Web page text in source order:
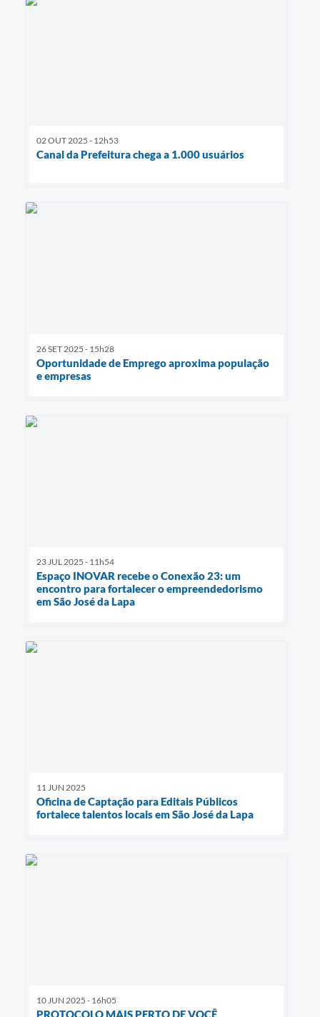
02 OUT 2025 - 12h53
Canal da Prefeitura chega a 1.000 usuários
26 SET 2025 - 15h28
Oportunidade de Emprego aproxima população
e empresas
23 JUL 2025 - 11h54
Espaço INOVAR recebe o Conexão 23: um
encontro para fortalecer o empreendedorismo
em São José da Lapa
11 JUN 2025
Oficina de Captação para Editais Públicos
fortalece talentos locais em São José da Lapa
10 JUN 2025 - 16h05
PROTOCOLO MAIS PERTO DE VOCÊ